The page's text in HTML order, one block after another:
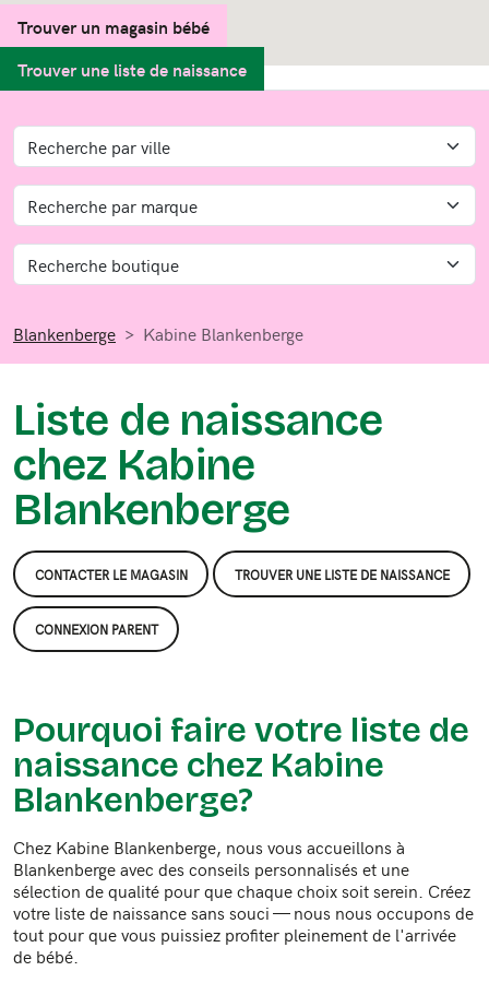
Trouver un magasin bébé
Trouver une liste de naissance
Blankenberge Kabine Blankenberge
Liste de naissance
chez Kabine
Blankenberge
CONTACTER LE MAGASIN TROUVER UNE LISTE DE NAISSANCE
CONNEXION PARENT
Pourquoi faire votre liste de
naissance chez Kabine
Blankenberge?
Chez Kabine Blankenberge, nous vous accueillons à
Blankenberge avec des conseils personnalisés et une
sélection de qualité pour que chaque choix soit serein. Créez
votre liste de naissance sans souci — nous nous occupons de
tout pour que vous puissiez profiter pleinement de l'arrivée
de bébé.